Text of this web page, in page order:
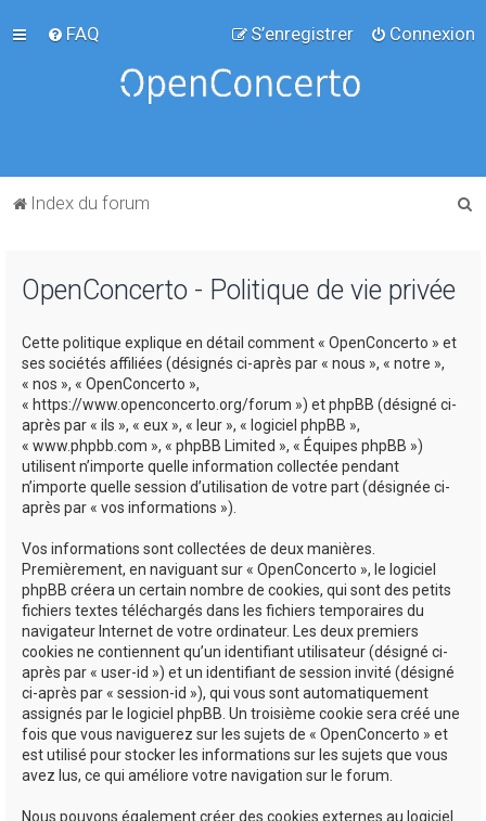
FAQ Connexion
S’enregistrer
Index du forum
OpenConcerto - Politique de vie privée
Cette politique explique en détail comment « OpenConcerto » et
ses sociétés affiliées (désignés ci-après par « nous », « notre »,
« nos », « OpenConcerto »,
« https://www.openconcerto.org/forum ») et phpBB (désigné ci-
après par « ils », « eux », « leur », « logiciel phpBB »,
« www.phpbb.com », « phpBB Limited », « Équipes phpBB »)
utilisent n’importe quelle information collectée pendant
n’importe quelle session d’utilisation de votre part (désignée ci-
après par « vos informations »).
Vos informations sont collectées de deux manières.
Premièrement, en naviguant sur « OpenConcerto », le logiciel
phpBB créera un certain nombre de cookies, qui sont des petits
fichiers textes téléchargés dans les fichiers temporaires du
navigateur Internet de votre ordinateur. Les deux premiers
cookies ne contiennent qu’un identifiant utilisateur (désigné ci-
après par « user-id ») et un identifiant de session invité (désigné
ci-après par « session-id »), qui vous sont automatiquement
assignés par le logiciel phpBB. Un troisième cookie sera créé une
fois que vous naviguerez sur les sujets de « OpenConcerto » et
est utilisé pour stocker les informations sur les sujets que vous
avez lus, ce qui améliore votre navigation sur le forum.
Nous pouvons également créer des cookies externes au logiciel